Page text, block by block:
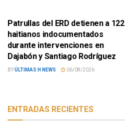
Patrullas del ERD detienen a 122
haitianos indocumentados
durante intervenciones en
Dajabón y Santiago Rodríguez
BYÚLTIMAS H NEWS 06/08/2026
ENTRADAS RECIENTES